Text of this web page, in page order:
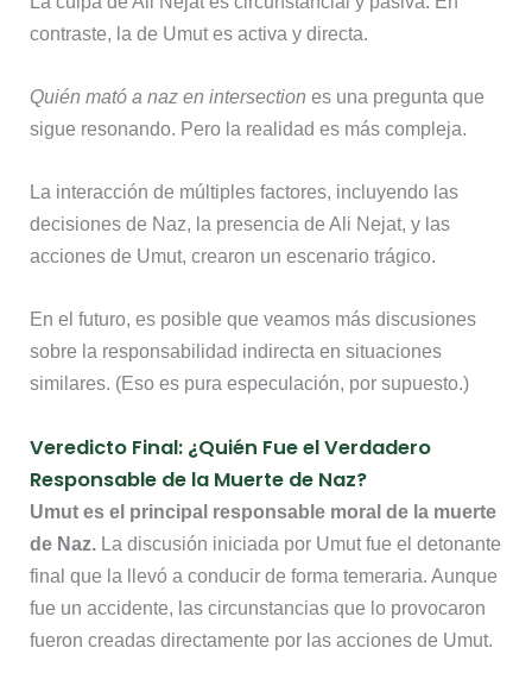
contraste, la de Umut es activa y directa.
Quién mató a naz en intersection es una pregunta que
sigue resonando. Pero la realidad es más compleja.
La interacción de múltiples factores, incluyendo las
decisiones de Naz, la presencia de Ali Nejat, y las
acciones de Umut, crearon un escenario trágico.
En el futuro, es posible que veamos más discusiones
sobre la responsabilidad indirecta en situaciones
similares. (Eso es pura especulación, por supuesto.)
Veredicto Final: ¿Quién Fue el Verdadero
Responsable de la Muerte de Naz?
Umut es el principal responsable moral de la muerte
de Naz. La discusión iniciada por Umut fue el detonante
final que la llevó a conducir de forma temeraria. Aunque
fue un accidente, las circunstancias que lo provocaron
fueron creadas directamente por las acciones de Umut.